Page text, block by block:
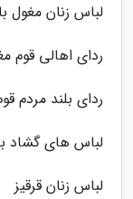
لباس زنان مغول
ردای اهالی قوم
ردای بلند مردم
لباس های گشاد
لباس زنان قرقیز